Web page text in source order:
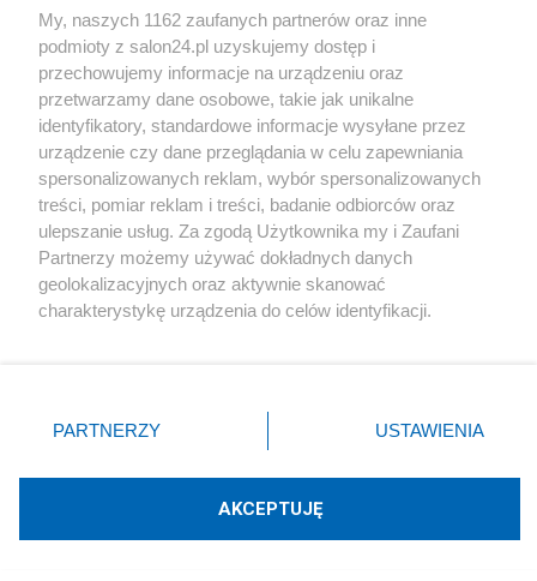
Parada słabości Putina? Plac Czerwony już nie
przypomina dawnej potęgi Rosji
Redakcja
#PiS
mieszkania, ETS, deportacje Ukraińców i
My, naszych 1162 zaufanych partnerów oraz inne
podmioty z salon24.pl uzyskujemy dostęp i
przechowujemy informacje na urządzeniu oraz
przetwarzamy dane osobowe, takie jak unikalne
identyfikatory, standardowe informacje wysyłane przez
urządzenie czy dane przeglądania w celu zapewniania
spersonalizowanych reklam, wybór spersonalizowanych
treści, pomiar reklam i treści, badanie odbiorców oraz
ulepszanie usług. Za zgodą Użytkownika my i Zaufani
Partnerzy możemy używać dokładnych danych
geolokalizacyjnych oraz aktywnie skanować
charakterystykę urządzenia do celów identyfikacji.
zmienić/wycofać klikając przycisk ustawień prywatności
znajdujący się w lewym dolnym rogu strony
rodzaje przetwarzania danych nie wymagają zgody
użytkownika, ale masz prawo sprzeciwić się takiemu
PARTNERZY USTAWIENIA
AKCEPTUJĘ